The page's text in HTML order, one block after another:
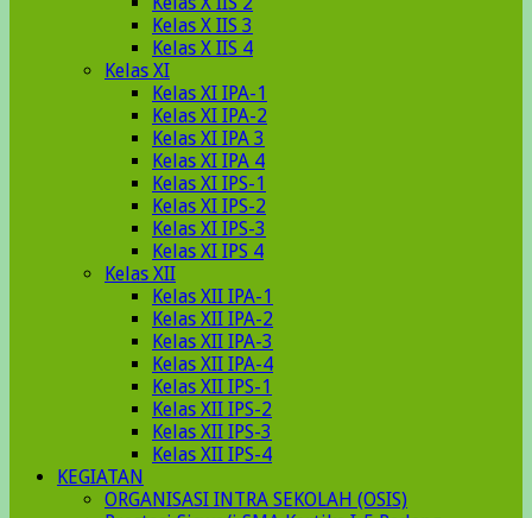
Kelas X IIS 3
Kelas X IIS 4
Kelas XI
Kelas XI IPA-1
Kelas XI IPA-2
Kelas XI IPA 3
Kelas XI IPA 4
Kelas XI IPS-1
Kelas XI IPS-2
Kelas XI IPS-3
Kelas XI IPS 4
Kelas XII
Kelas XII IPA-1
Kelas XII IPA-2
Kelas XII IPA-3
Kelas XII IPA-4
Kelas XII IPS-1
Kelas XII IPS-2
Kelas XII IPS-3
Kelas XII IPS-4
KEGIATAN
ORGANISASI INTRA SEKOLAH (OSIS)